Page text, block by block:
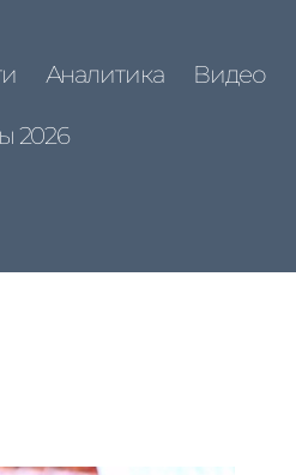
Аналитика Видео
2026